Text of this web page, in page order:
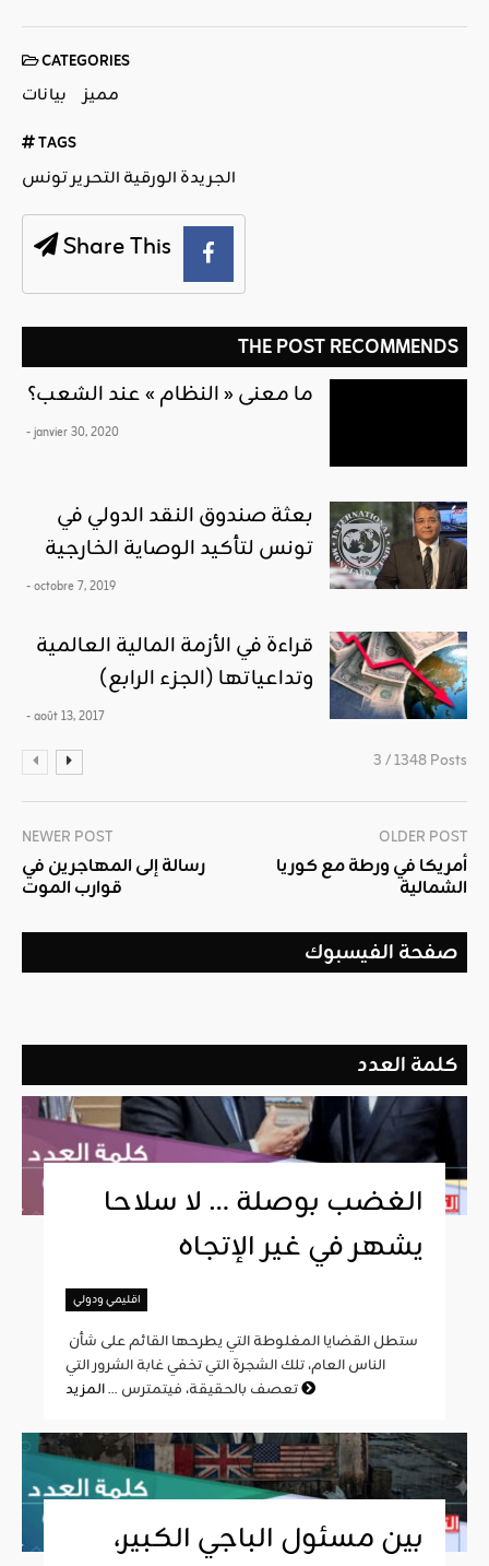
CATEGORIES
بيانات مميز
TAGS
الجريدة الورقية التحرير تونس
Share This
THE POST RECOMMENDS
ما معنى « النظام » عند الشعب؟
- janvier 30, 2020
بعثة صندوق النقد الدولي في
تونس لتأكيد الوصاية الخارجية
- octobre 7, 2019
قراءة في الأزمة المالية العالمية
وتداعياتها (الجزء الرابع)
- août 13, 2017
3 / 1348 Posts
NEWER POST
رسالة إلى المهاجرين في
قوارب الموت
OLDER POST
أمريكا في ورطة مع كوريا
الشمالية
صفحة الفيسبوك
كلمة العدد
الغضب بوصلة … لا سلاحا
يشهر في غير الإتجاه
اقليمي ودولي
الناس العام، تلك الشجرة التي تخفي غابة الشرور التي
تعصف بالحقيقة، فيتمترس ...
بين مسئول الباجي الكبير،